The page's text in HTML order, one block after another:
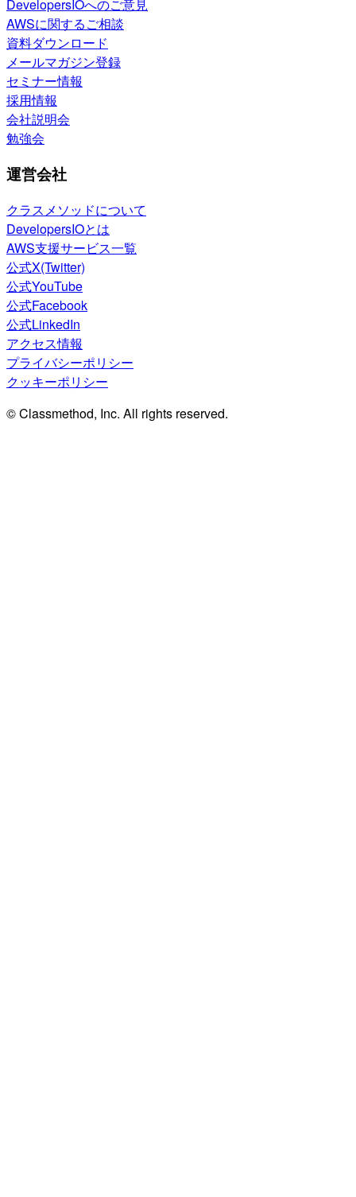
DevelopersIOへのご意見
AWSに関するご相談
資料ダウンロード
メールマガジン登録
セミナー情報
採用情報
会社説明会
勉強会
運営会社
クラスメソッドについて
DevelopersIOとは
AWS支援サービス一覧
公式X(Twitter)
公式YouTube
公式Facebook
公式LinkedIn
アクセス情報
プライバシーポリシー
クッキーポリシー
© Classmethod, Inc. All rights reserved.